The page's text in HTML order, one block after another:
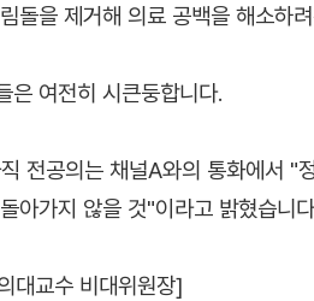
돌을 제거해 의료 공백을 해소하
은 여전히 시큰둥합니다.
전공의는 채널A와의 통화에서 "
아가지 않을 것"이라고 밝혔습니
대교수 비대위원장]